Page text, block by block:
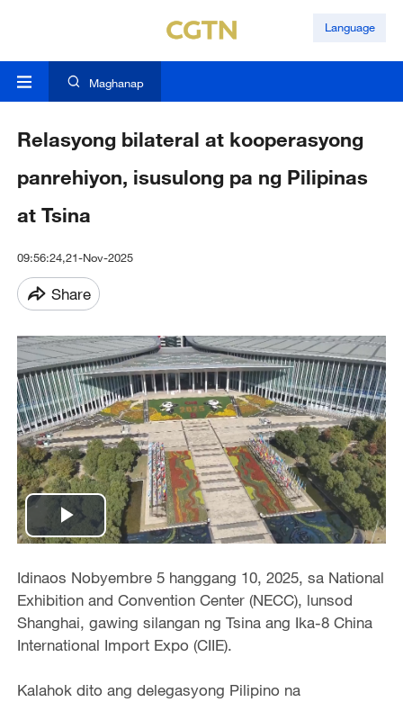
Language
Maghanap
Relasyong bilateral at kooperasyong
panrehiyon, isusulong pa ng Pilipinas
at Tsina
09:56:24,21-Nov-2025
Share
Play
Video
Idinaos Nobyembre 5 hanggang 10, 2025, sa National
Exhibition and Convention Center (NECC), lunsod
Shanghai, gawing silangan ng Tsina ang Ika-8 China
International Import Expo (CIIE).
Kalahok dito ang delegasyong Pilipino na